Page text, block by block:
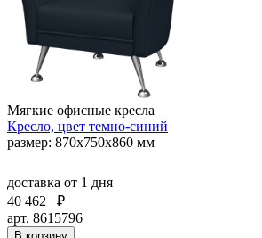
Мягкие офисные кресла
Кресло, цвет темно-синий
размер: 870х750х860 мм
доставка от 1 дня
40 462
₽
арт. 8615796